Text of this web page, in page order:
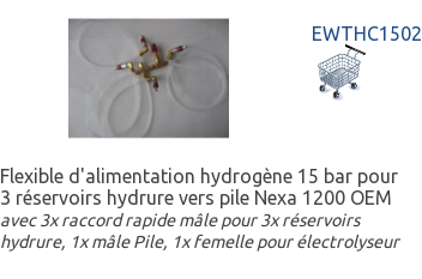
EWTHC1502
Flexible d'alimentation hydrogène 15 bar pour
3 réservoirs hydrure vers pile Nexa 1200 OEM
avec 3x raccord rapide mâle pour 3x réservoirs
hydrure, 1x mâle Pile, 1x femelle pour électrolyseur